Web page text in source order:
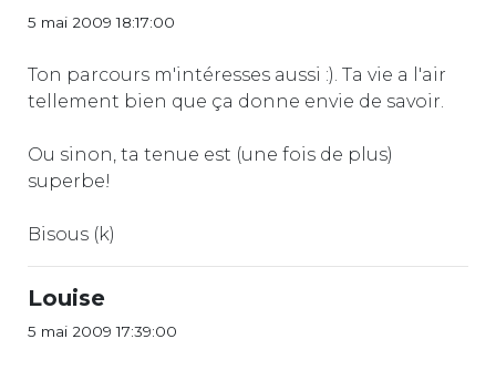
5 mai 2009 18:17:00
Ton parcours m'intéresses aussi :). Ta vie a l'air
tellement bien que ça donne envie de savoir.
Ou sinon, ta tenue est (une fois de plus)
superbe!
Bisous (k)
Louise
5 mai 2009 17:39:00